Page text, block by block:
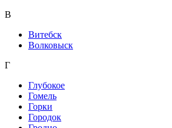
В
Витебск
Волковыск
Г
Глубокое
Гомель
Горки
Городок